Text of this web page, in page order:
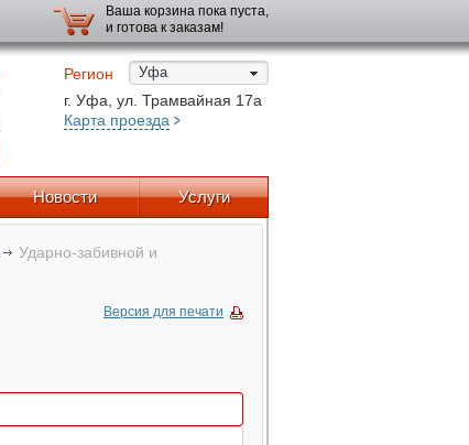
Ваша корзина пока пуста,
и готова к заказам!
Регион Уфа
г. Уфа, ул. Трамвайная 17а
Карта проезда
Новости Услуги
Ударно-забивной и
Версия для печати